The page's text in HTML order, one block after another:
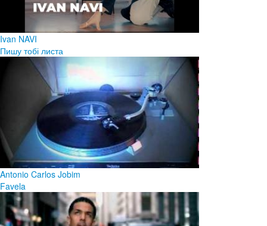
Ivan NAVI
Пишу тобі листа
Antonio Carlos Jobim
Favela